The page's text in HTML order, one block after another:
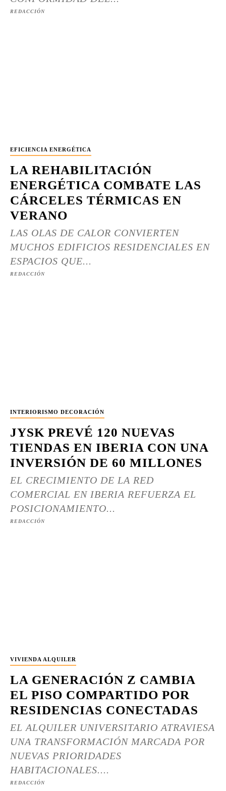
REDACCIÓN
EFICIENCIA ENERGÉTICA
LA REHABILITACIÓN
ENERGÉTICA COMBATE LAS
CÁRCELES TÉRMICAS EN
VERANO
LAS OLAS DE CALOR CONVIERTEN
MUCHOS EDIFICIOS RESIDENCIALES EN
ESPACIOS QUE...
REDACCIÓN
INTERIORISMO DECORACIÓN
JYSK PREVÉ 120 NUEVAS
TIENDAS EN IBERIA CON UNA
INVERSIÓN DE 60 MILLONES
EL CRECIMIENTO DE LA RED
COMERCIAL EN IBERIA REFUERZA EL
POSICIONAMIENTO...
REDACCIÓN
VIVIENDA ALQUILER
LA GENERACIÓN Z CAMBIA
EL PISO COMPARTIDO POR
RESIDENCIAS CONECTADAS
EL ALQUILER UNIVERSITARIO ATRAVIESA
UNA TRANSFORMACIÓN MARCADA POR
NUEVAS PRIORIDADES
HABITACIONALES....
REDACCIÓN